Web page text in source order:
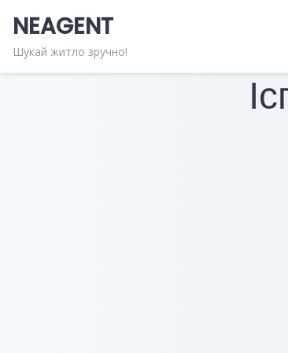
content
NEAGENT
Шукай житло зручно!